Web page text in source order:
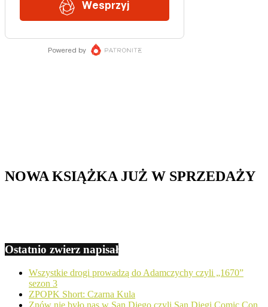
NOWA KSIĄŻKA JUŻ W SPRZEDAŻY
Ostatnio zwierz napisał
Wszystkie drogi prowadzą do Adamczychy czyli „1670”
sezon 3
ZPOPK Short: Czarna Kula
Znów nie było nas w San Diego czyli San Diegi Comic Con